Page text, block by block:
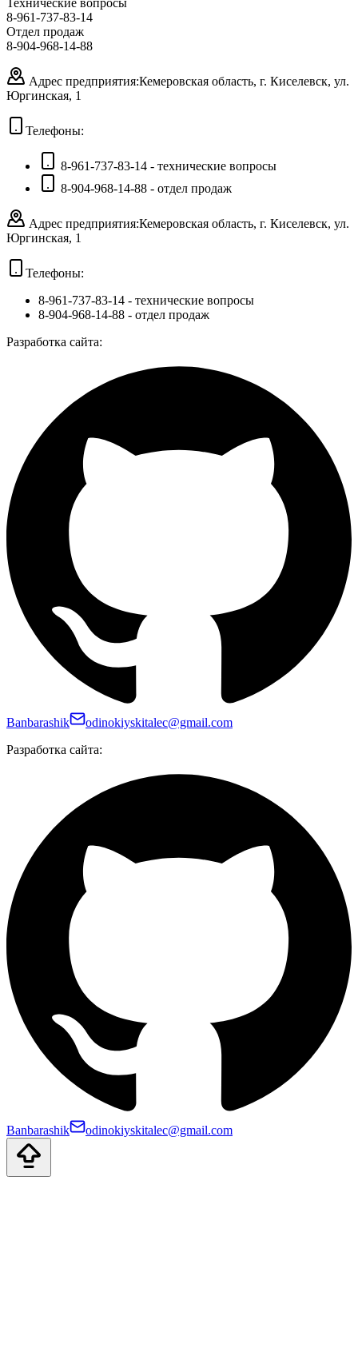
Технические вопросы
8-961-737-83-14
Отдел продаж
8-904-968-14-88
Адрес предприятия:Кемеровская область, г. Киселевск, ул.
Юргинская, 1
Телефоны:
8-961-737-83-14 - технические вопросы
8-904-968-14-88 - отдел продаж
Адрес предприятия:Кемеровская область, г. Киселевск, ул.
Юргинская, 1
Телефоны:
8-961-737-83-14 - технические вопросы
8-904-968-14-88 - отдел продаж
Разработка сайта:
Banbarashik
odinokiyskitalec@gmail.com
Разработка сайта:
Banbarashik odinokiyskitalec@gmail.com